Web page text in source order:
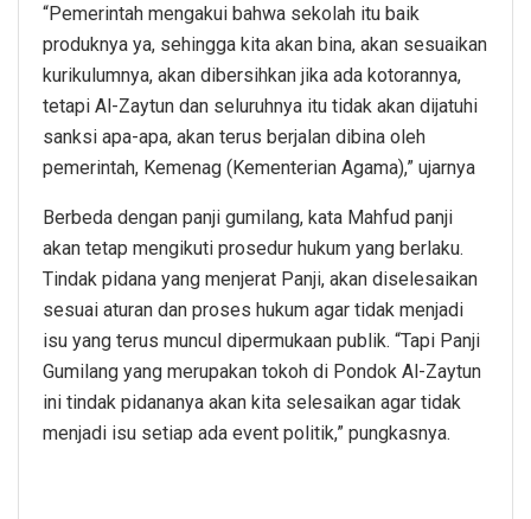
“Pemerintah mengakui bahwa sekolah itu baik
produknya ya, sehingga kita akan bina, akan sesuaikan
kurikulumnya, akan dibersihkan jika ada kotorannya,
tetapi Al-Zaytun dan seluruhnya itu tidak akan dijatuhi
sanksi apa-apa, akan terus berjalan dibina oleh
pemerintah, Kemenag (Kementerian Agama),” ujarnya
Berbeda dengan panji gumilang, kata Mahfud panji
akan tetap mengikuti prosedur hukum yang berlaku.
Tindak pidana yang menjerat Panji, akan diselesaikan
sesuai aturan dan proses hukum agar tidak menjadi
isu yang terus muncul dipermukaan publik. “Tapi Panji
Gumilang yang merupakan tokoh di Pondok Al-Zaytun
ini tindak pidananya akan kita selesaikan agar tidak
menjadi isu setiap ada event politik,” pungkasnya.